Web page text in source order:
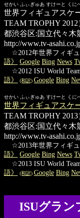
せかい ふぃぎゅあ すけーと くに
世界フィギュアスケ
TEAM TROPHY
都渋谷区:国立代々木
http://www.tv-
☆2012年世界フィギ
語》
Google Bing News
☆2012 ISU World
語》
(和訳) Google Bing
せかい ふぃぎゅあ すけーと くに
世界フィギュアスケ
TEAM TROPHY
都渋谷区:国立代々木
http://www.tv-
☆2013年世界フィギ
語》
Google Bing News
☆2013 ISU World
語》
(和訳) Google Bing
ISUグラン